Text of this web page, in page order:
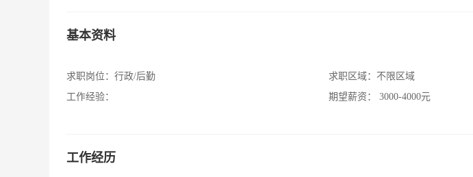
基本资料
求职岗位： 行政/后勤
工作经验：
求职区域： 不限区域
期望薪资：
3000-4000元
工作经历